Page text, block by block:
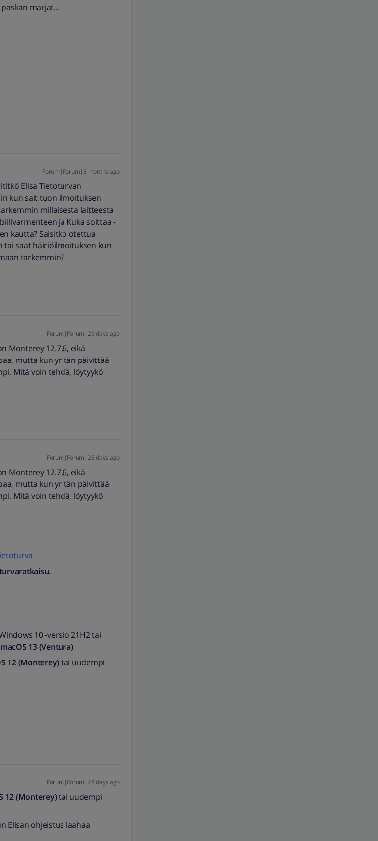
marjat...
Forum|Forum|5 months ago
Elisa Tietoturvan
kun sait tuon ilmoituksen
millaisesta laitteesta
ja Kuka soittaa -
kautta? Saisitko otettua
tai saat häiriöilmoituksen kun
tarkemmin?
Forum|Forum|29 days ago
Monterey 12.7.6, eikä
mutta kun yritän päivittää
Mitä voin tehdä, löytyykö
Forum|Forum|28 days ago
Monterey 12.7.6, eikä
mutta kun yritän päivittää
Mitä voin tehdä, löytyykö
10 ‑versio 21H2 tai
macOS 13 (Ventura)
12 (Monterey)tai uudempi
Forum|Forum|28 days ago
12 (Monterey)tai uudempi
Elisan ohjeistus laahaa